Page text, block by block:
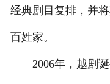
经典剧目复排，并
百姓家。
2006年，越剧诞